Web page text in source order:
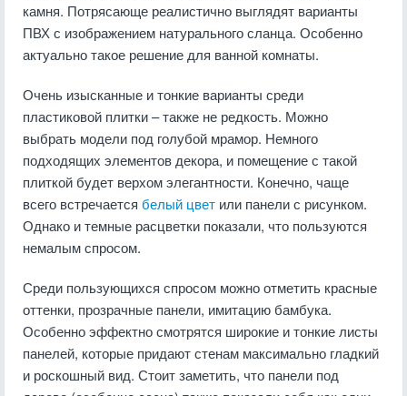
камня. Потрясающе реалистично выглядят варианты
ПВХ с изображением натурального сланца. Особенно
актуально такое решение для ванной комнаты.
Очень изысканные и тонкие варианты среди
пластиковой плитки – также не редкость. Можно
выбрать модели под голубой мрамор. Немного
подходящих элементов декора, и помещение с такой
плиткой будет верхом элегантности. Конечно, чаще
всего встречается белый цвет или панели с рисунком.
Однако и темные расцветки показали, что пользуются
немалым спросом.
Среди пользующихся спросом можно отметить красные
оттенки, прозрачные панели, имитацию бамбука.
Особенно эффектно смотрятся широкие и тонкие листы
панелей, которые придают стенам максимально гладкий
и роскошный вид. Стоит заметить, что панели под